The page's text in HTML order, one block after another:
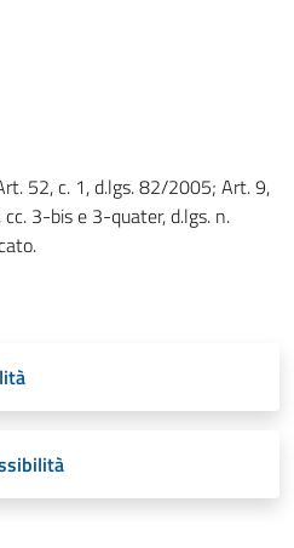
52, c. 1, d.lgs. 82/2005; Art. 9,
3-bis e 3-quater, d.lgs. n.